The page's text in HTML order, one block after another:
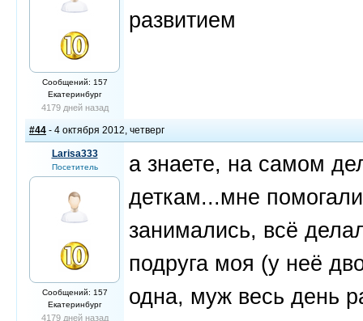
Сообщений: 157
Екатеринбург
4179 дней назад
развитием
#44 - 4 октября 2012, четверг
Larisa333
Посетитель
Сообщений: 157
Екатеринбург
4179 дней назад
а знаете, на самом
деткам...мне
занимались, всё
подруга моя (у неё
одна, муж весь день